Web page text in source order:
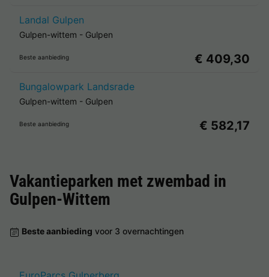
Landal Gulpen
Gulpen-wittem - Gulpen
Beste aanbieding € 409,30
Bungalowpark Landsrade
Gulpen-wittem - Gulpen
Beste aanbieding € 582,17
Vakantieparken met zwembad in
Gulpen-Wittem
Beste aanbieding voor 3 overnachtingen